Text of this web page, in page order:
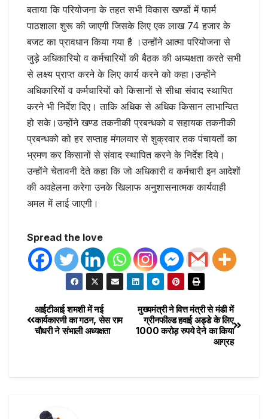
बताया कि परियोजना के तहत सभी विकास खण्डों में फार्म
पाठशाला शुरू की जाएगी जिसके लिए एक लाख 74 हजार के
बजट का प्रावधान किया गया है ।उन्होंने आत्मा परियोजना से
जुड़े अधिकारियो व कर्मचारियों की बैठक की अध्यक्षता करते सभी
से लक्ष्य प्राप्त करने के लिए कार्य करने को कहा।उन्होंने
अधिकारियों व कर्मचारियों को किसानों से सीधा संवाद स्थापित
करने भी निर्देश दिए। ताकि अधिक से अधिक किसान लाभान्वित
हो सके।उन्होंने खण्ड तकनीकी प्रबन्धको व सहायक तकनीकी
प्रबन्धको को हर सप्ताह मंगलवार से शुक्रवार तक पंचायतों का
भ्रमण कर किसानों से संवाद स्थापित करने के निर्देश दिये।
उन्होंने चेतावनी देते कहा कि जो अधिकारी व कर्मचारी इन आदेशों
की अवहेलना करेगा उनके खिलाफ अनुशासनात्मक कार्यवाही
अमल में लाई जाएगी।
Spread the love
मुख्यमंत्री ने वित्त मंत्री से मंडी में
ग्रीनफील्ड हवाई अड्डे के लिए
1000 करोड़ रुपये देने का किया
आग्रह
आईटीआई शमशी में नई
कार्यकारणी का गठन, सेस राम
चौधरी ने संभाली अध्यक्षता